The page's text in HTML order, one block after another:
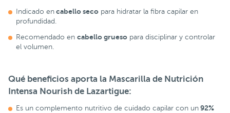
Indicado en cabello seco para hidratar la fibra capilar en
profundidad.
Recomendado en cabello grueso para disciplinar y controlar
el volumen.
Qué beneficios aporta la Mascarilla de Nutrición
Intensa Nourish de Lazartigue:
Es un complemento nutritivo de cuidado capilar con un 92%